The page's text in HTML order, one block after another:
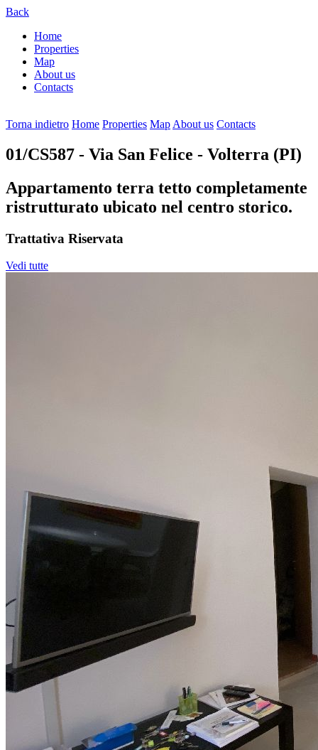
Back
Home
Properties
Map
About us
Contacts
Torna indietro Home Properties Map About us Contacts
01/CS587 - Via San Felice - Volterra (PI)
Appartamento terra tetto completamente
ristrutturato ubicato nel centro storico.
Trattativa Riservata
Vedi tutte